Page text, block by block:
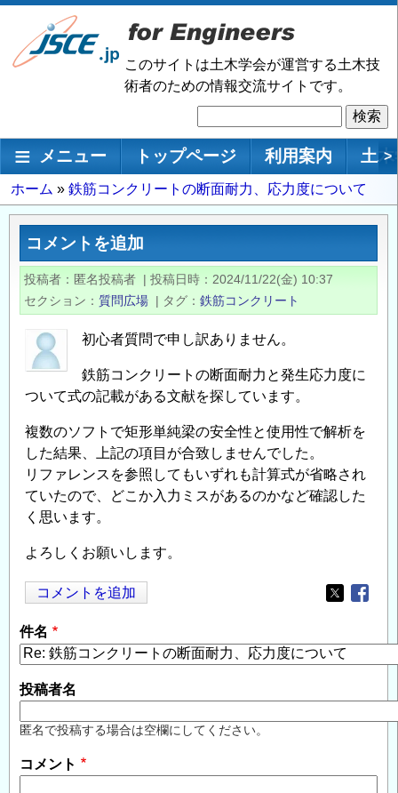
メ
ン
移
このサイトは土木学会が運営する土木技
術者のための情報交流サイトです。
索
メインナビゲーション
メニュー トップページ 利用案内 土 >
パ
ン
ず
ホーム 鉄筋コンクリートの断面耐力、応力度について
コメントを追加
投稿者 匿名投稿者 | 投稿日時
2024/11/22(金) 10:37
セクション
質問広場 | タグ 鉄筋コンクリート
初心者質問で申し訳ありません。
鉄筋コンクリートの断面耐力と発生応力度に
ついて式の記載がある文献を探しています。
複数のソフトで矩形単純梁の安全性と使用性で解析を
した結果、上記の項目が合致しませんでした。
リファレンスを参照してもいずれも計算式が省略され
ていたので、どこか入力ミスがあるのかなど確認した
く思います。
よろしくお願いします。
コメントを追加
Opens in
件名
投稿者名
匿名で投稿する場合は空欄にしてください。
コメント